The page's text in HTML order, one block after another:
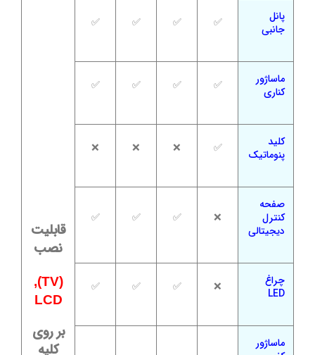
قابلیت
نصب
(TV),
LCD
بر روی
کلیه
پانل
جانبی
✅
✅
✅
✅
ماساژور
کناری
✅
✅
✅
✅
کلید
پنوماتیک
✅
❌
❌
❌
صفحه
کنترل
دیجیتالی
❌
✅
✅
✅
چراغ
LED
❌
✅
✅
✅
ماساژور